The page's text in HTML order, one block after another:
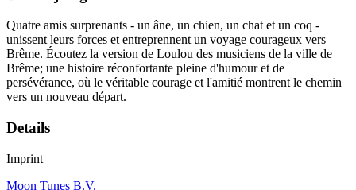
Quatre amis surprenants - un âne, un chien, un chat et un coq -
unissent leurs forces et entreprennent un voyage courageux vers
Brême. Écoutez la version de Loulou des musiciens de la ville de
Brême; une histoire réconfortante pleine d'humour et de
persévérance, où le véritable courage et l'amitié montrent le chemin
vers un nouveau départ.
Details
Imprint
Moon Tunes B.V.